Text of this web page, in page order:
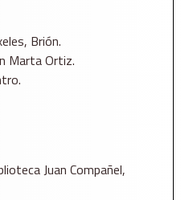
Brión.
Marta Ortiz.
Juan Compañel,